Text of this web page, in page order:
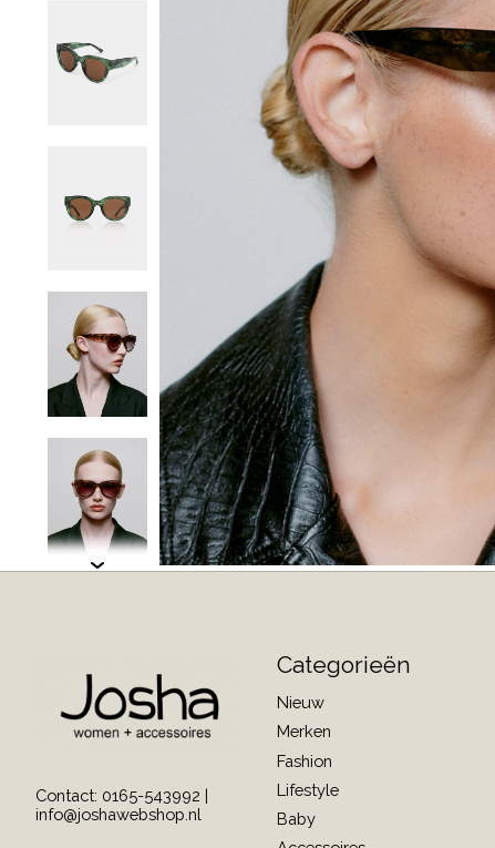
Contact: 0165-543992 |
info@joshawebshop.nl
Categorieën
Nieuw
Merken
Fashion
Lifestyle
Baby